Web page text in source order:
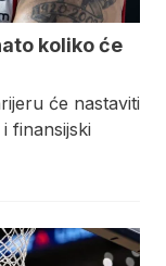
koliko će
će nastaviti
finansijski